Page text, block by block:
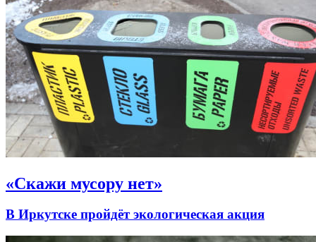
«Скажи мусору нет»
В Иркутске пройдёт экологическая акция